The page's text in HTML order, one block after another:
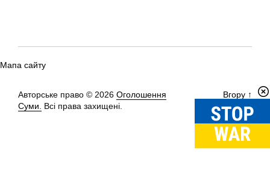
Мапа сайту
Авторське право © 2026 Оголошення
Суми.
Всі права захищені.
Вгору ↑